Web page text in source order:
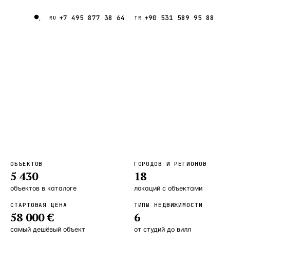
RU +7 495 877 38 64 TR +90 531 589 95 88
ОБЪЕКТОВ
5 430
объектов в каталоге
ГОРОДОВ И РЕГИОНОВ
18
локаций с объектами
СТАРТОВАЯ ЦЕНА
58 000 €
самый дешёвый объект
ТИПЫ НЕДВИЖИМОСТИ
6
от студий до вилл